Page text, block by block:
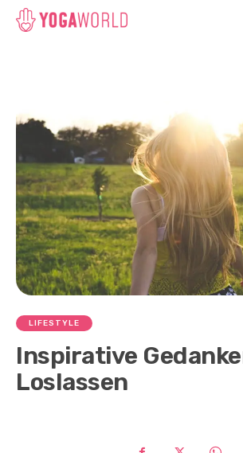
LIFESTYLE
Inspirative
Loslassen